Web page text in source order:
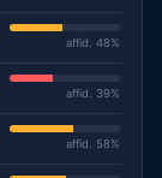
affid. 48%
affid. 39%
affid. 58%